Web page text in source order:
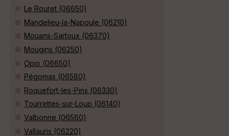
Le Rouret (06650)
Mandelieu-la-Napoule (06210)
Mouans-Sartoux (06370)
Mougins (06250)
Opio (06650)
Pégomas (06580)
Roquefort-les-Pins (06330)
Tourrettes-sur-Loup (06140)
Valbonne (06560)
Vallauris (06220)